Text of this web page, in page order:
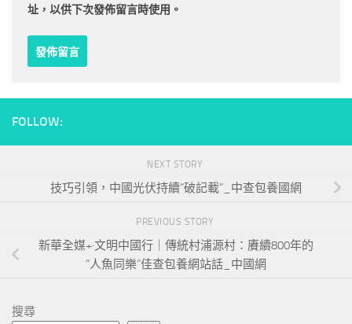
址，以供下次發佈留言時使用。
FOLLOW:
NEXT STORY
技巧引領，中國光伏持續“破記載”_中查包養國網
PREVIOUS STORY
新華全媒+·文明中國行｜傳統村浦源村：賡續800年的
“人魚同樂”佳查包養網站話_中國網
搜尋